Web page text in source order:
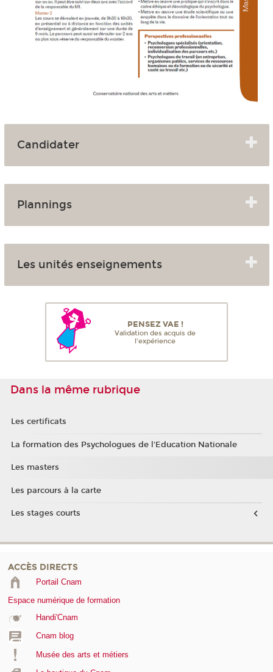
Candidater
Plannings
Les unités enseignements
PENSEZ VAE !
Validation des acquis de
l'expérience
Dans la même rubrique
Les certificats
La formation des Psychologues de l'Education Nationale
Les masters
Les parcours à la carte
Les stages courts
ACCÈS DIRECTS
Portail Cnam
Espace numérique de formation
Handi'Cnam
Cnam blog
Musée des arts et métiers